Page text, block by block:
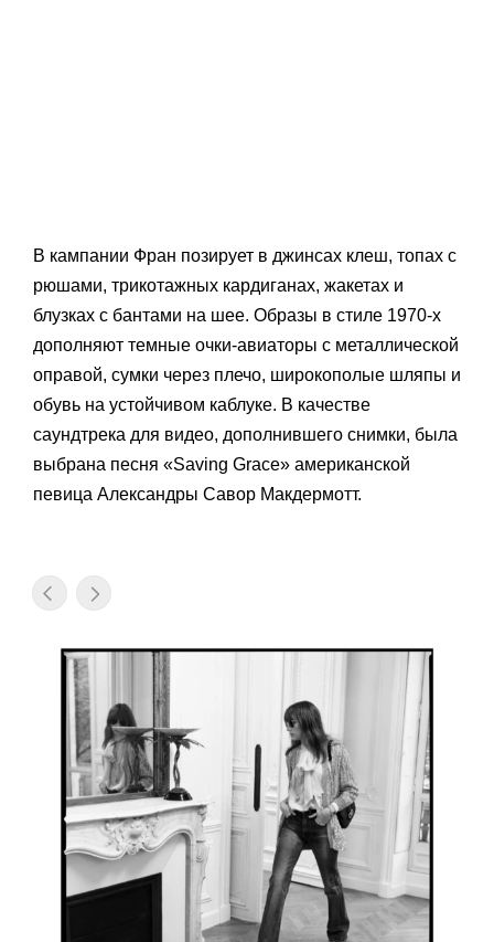
В кампании Фран позирует в джинсах клеш, топах с
рюшами, трикотажных кардиганах, жакетах и
блузках с бантами на шее. Образы в стиле 1970-х
дополняют темные очки-авиаторы с металлической
оправой, сумки через плечо, широкополые шляпы и
обувь на устойчивом каблуке. В качестве
саундтрека для видео, дополнившего снимки, была
выбрана песня «Saving Grace» американской
певица Александры Савор Макдермотт.